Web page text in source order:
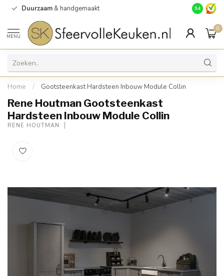
Duurzaam & handgemaakt Gratis
9.4
MENU
0
Home / Gootsteenkast Hardsteen Inbouw Module Collin
Rene Houtman Gootsteenkast
Hardsteen Inbouw Module Collin
RENE HOUTMAN